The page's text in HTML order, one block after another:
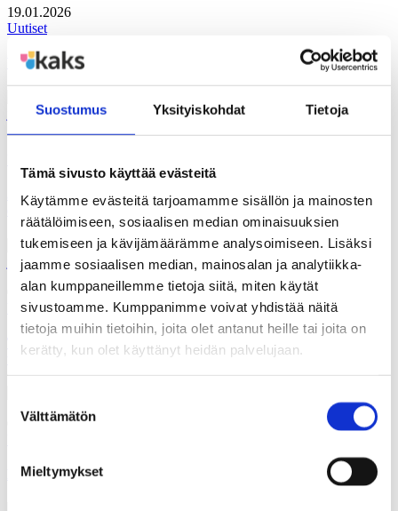
Suostumus Yksityiskohdat Tietoja
Tämä sivusto käyttää evästeitä
Käytämme evästeitä tarjoamamme sisällön ja mainosten
räätälöimiseen, sosiaalisen median ominaisuuksien
tukemiseen ja kävijämäärämme analysoimiseen. Lisäksi
jaamme sosiaalisen median, mainosalan ja analytiikka-
alan kumppaneillemme tietoja siitä, miten käytät
sivustoamme. Kumppanimme voivat yhdistää näitä
tietoja muihin tietoihin, joita olet antanut heille tai joita on
kerätty, kun olet käyttänyt heidän palvelujaan.
valinta
Välttämätön
Mieltymykset
19.01.2026
Uutiset
Vuoden 2026 Raikkaita suuntia -festivaali on täällä
Julkishallinnon tilintarkastusmarkkinoiden kehittämisessä
ollaan jääty puolitiehen
08.01.2026
Uutiset
Tervetuloa Kuntien ja hyvinvointialueiden yhdyspinnat -
teoksen julkistamistilaisuuteen 20.1.
08.01.2026
Kansalaisosallisuuden lupaus koetuksella